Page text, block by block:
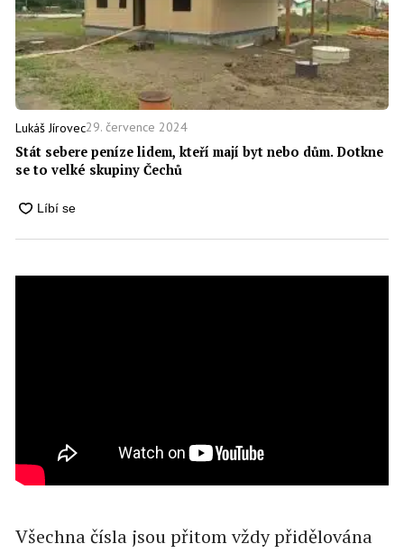
Lukáš Jírovec29. července 2024
Stát sebere peníze lidem, kteří mají byt nebo dům. Dotkne
se to velké skupiny Čechů
Všechna čísla jsou přitom vždy přidělována